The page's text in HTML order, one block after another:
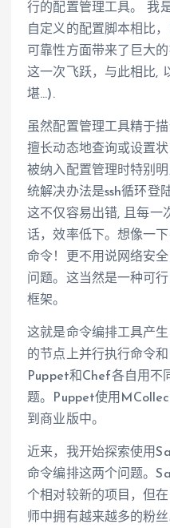
行的配置管理工具。 我
自定义的配置脚本相比
可靠性方面带来了巨大
这一次飞跃，与此相比,
堪…).
虽然配置管理工具精于
擅长动态地查询或设置
被纳入配置管理时特别
统解决办法是ssh循环登
这不仅容易出错, 且每一
话，效率低下。想像一
命令！更不用说网络安
问题。这当然是一种可
框架。
这就是命令编排工具产
的节点上并行执行命令
Puppet和Chef各自用不
题。Puppet使用
到商业版中。
近来，我开始探索使用
命令编排这两个问题。
个相对较新的项目，但
师中拥有越来越多的粉